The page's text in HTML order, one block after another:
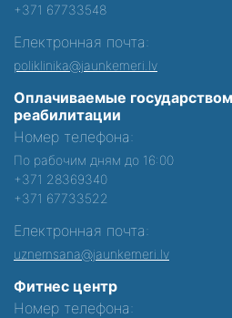
+371 67733548
Електронная почта:
poliklinika@jaunkemeri.lv
Оплачиваемые
реабилитации
Номер телефона:
По рабочим дням до 16:00
+371 28369340
+371 67733522
Електронная почта:
uznemsana@jaunkemeri.lv
Фитнес центр
Номер телефона: